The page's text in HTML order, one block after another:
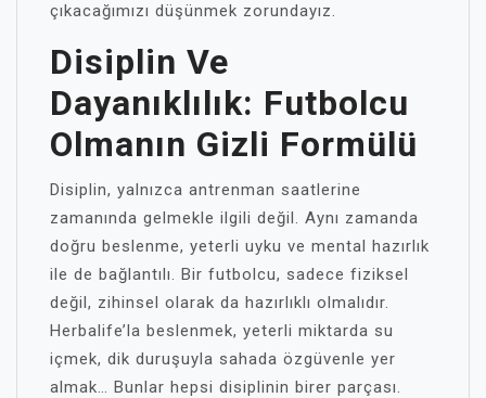
çıkacağımızı düşünmek zorundayız.
Disiplin Ve
Dayanıklılık: Futbolcu
Olmanın Gizli Formülü
Disiplin, yalnızca antrenman saatlerine
zamanında gelmekle ilgili değil. Aynı zamanda
doğru beslenme, yeterli uyku ve mental hazırlık
ile de bağlantılı. Bir futbolcu, sadece fiziksel
değil, zihinsel olarak da hazırlıklı olmalıdır.
Herbalife’la beslenmek, yeterli miktarda su
içmek, dik duruşuyla sahada özgüvenle yer
almak… Bunlar hepsi disiplinin birer parçası.